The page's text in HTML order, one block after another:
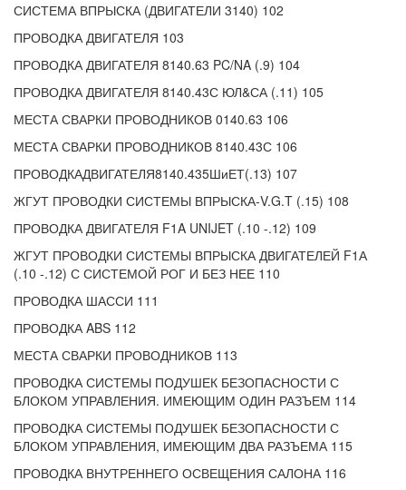
СИСТЕМА ВПРЫСКА (ДВИГАТЕЛИ 3140) 102
ПРОВОДКА ДВИГАТЕЛЯ 103
ПРОВОДКА ДВИГАТЕЛЯ 8140.63 PC/NA (.9) 104
ПРОВОДКА ДВИГАТЕЛЯ 8140.43С ЮЛ&СА (.11) 105
МЕСТА СВАРКИ ПРОВОДНИКОВ 0140.63 106
МЕСТА СВАРКИ ПРОВОДНИКОВ 8140.43С 106
ПРОВОДКАДВИГАТЕЛЯ8140.435ШиЕТ(.13) 107
ЖГУТ ПРОВОДКИ СИСТЕМЫ ВПРЫСКА-V.G.T (.15) 108
ПРОВОДКА ДВИГАТЕЛЯ F1A UNIJET (.10 -.12) 109
ЖГУТ ПРОВОДКИ СИСТЕМЫ ВПРЫСКА ДВИГАТЕЛЕЙ F1А
(.10 -.12) С СИСТЕМОЙ РОГ И БЕЗ НЕЕ 110
ПРОВОДКА ШАССИ 111
ПРОВОДКА ABS 112
МЕСТА СВАРКИ ПРОВОДНИКОВ 113
ПРОВОДКА СИСТЕМЫ ПОДУШЕК БЕЗОПАСНОСТИ С
БЛОКОМ УПРАВЛЕНИЯ. ИМЕЮЩИМ ОДИН РАЗЪЕМ 114
ПРОВОДКА СИСТЕМЫ ПОДУШЕК БЕЗОПАСНОСТИ С
БЛОКОМ УПРАВЛЕНИЯ, ИМЕЮЩИМ ДВА РАЗЪЕМА 115
ПРОВОДКА ВНУТРЕННЕГО ОСВЕЩЕНИЯ САЛОНА 116